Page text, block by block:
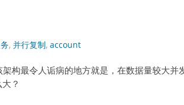
, 并行复制, account
构最令人诟病的地方就是，在数据量较大并
？